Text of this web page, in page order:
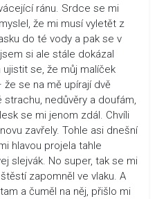
ránu. Srdce se mi
že mi musí vyletět z
do té vody a pak se v
si ale stále dokázal
se, že můj malíček
se na mě upírají dvě
nedůvěry a doufám,
se mi jenom zdál. Chvíli
zavřely. Tohle asi dnešní
hlavou projela tahle
slejvák. No super, tak se mi
zapomněl ve vlaku. A
a čuměl na něj, přišlo mi